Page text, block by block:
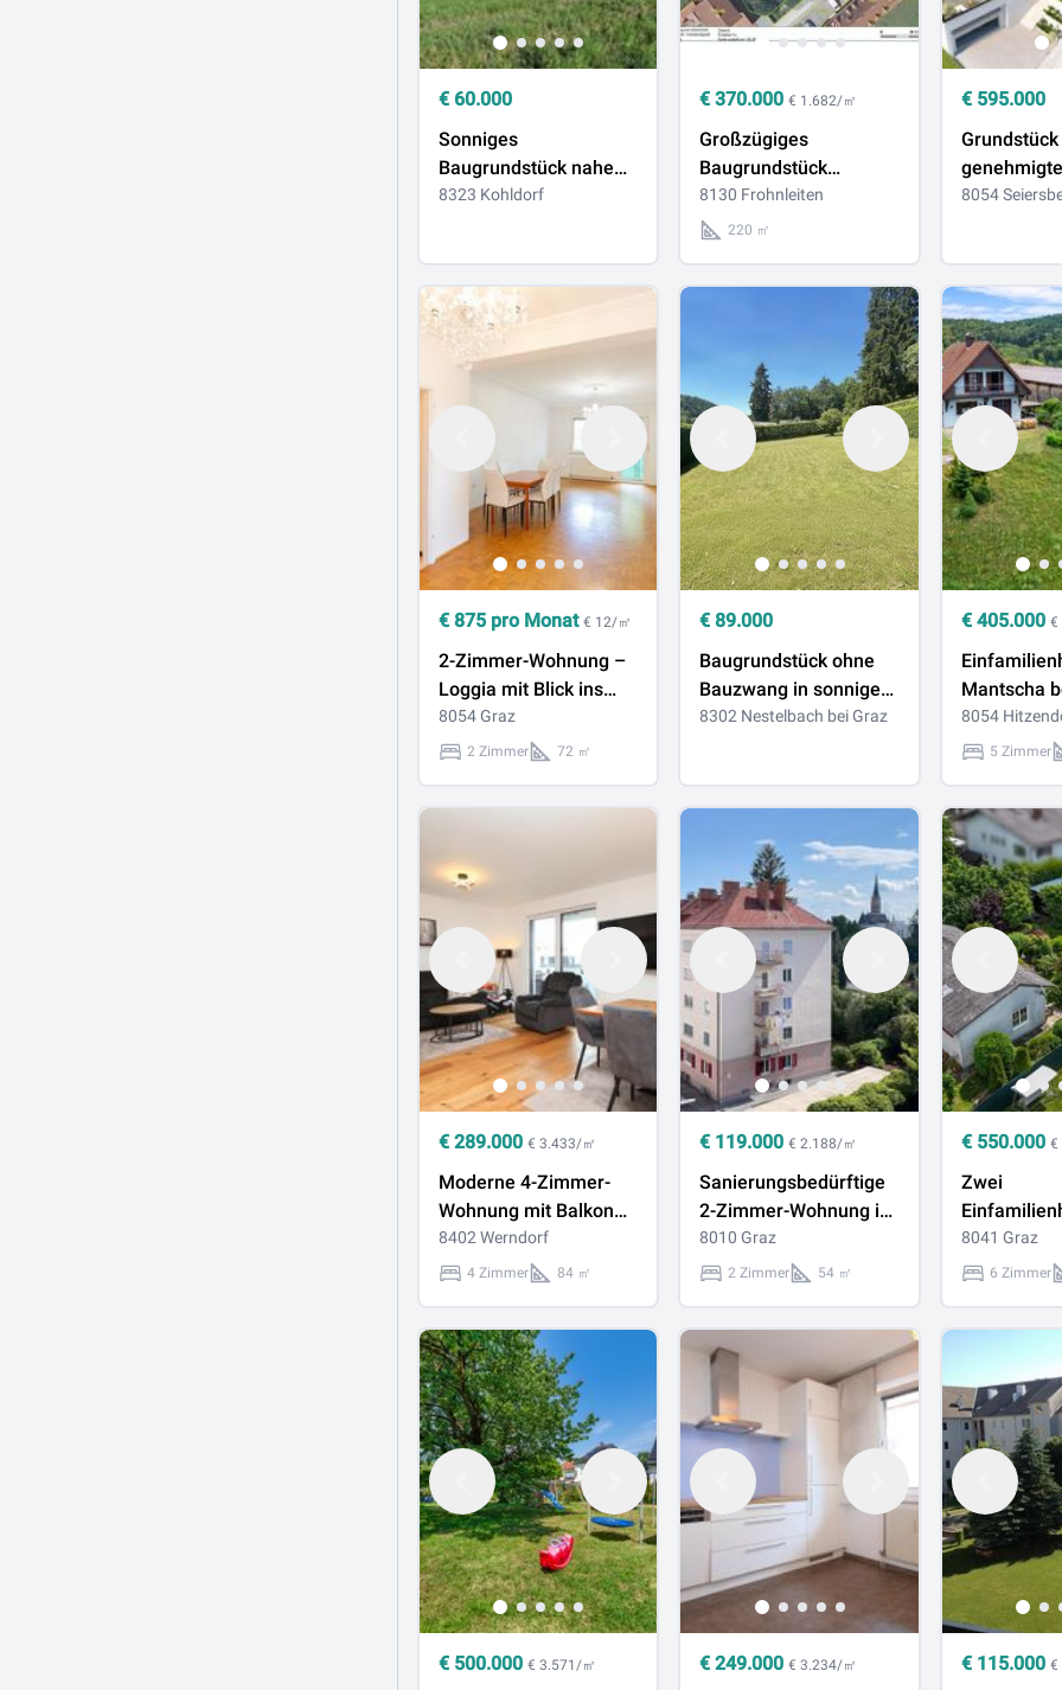
€ 60.000
Sonniges
Baugrundstück nahe
Krumegg ca. 15 km
8323 Kohldorf
€370.000 € 1.682/㎡
Großzügiges
Baugrundstück
Widmung SG-WA 0,3-
0,8 mit
Frohnleiten
8130 Frohnleiten
220 ㎡
€ 595.000
– bauen Sie
8054
€ 875 pro Monat € 12/㎡
2-Zimmer-Wohnung –
Loggia mit Blick ins
Grüne
8054 Graz
2 Zimmer 72 ㎡
€89.000
Baugrundstück ohne
Bauzwang in sonniger
Lage
8302 Nestelbach bei Graz
€ 405.000 €
Mantscha
sonnigem
schöner
8054
5 Zimmer
€ 289.000 € 3.433/㎡
Moderne 4-Zimmer-
Wohnung mit Balkon
und 2
Tiefgaragenplätzen in
8402 Werndorf
4 Zimmer 84 ㎡
€ 119.000 € 2.188/㎡
Sanierungsbedürftige
2-Zimmer-Wohnung in
zentraler Lage mit
Blick auf die Herz-
8010 Graz
2 Zimmer 54 ㎡
€ 550.000 €
Zwei
Grundstück
8041 Graz
6 Zimmer
€ 500.000 € 3.571/㎡ €249.000 € 3.234/㎡ € 115.000 €